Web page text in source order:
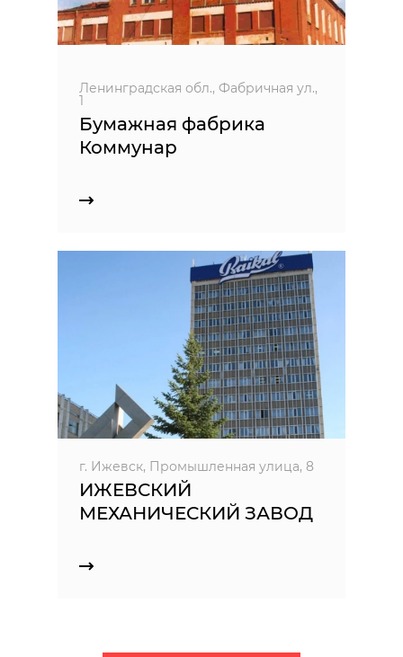
Ленинградская обл., Фабричная ул.,
1
Бумажная фабрика
Коммунар
г. Ижевск, Промышленная улица, 8
ИЖЕВСКИЙ
МЕХАНИЧЕСКИЙ ЗАВОД